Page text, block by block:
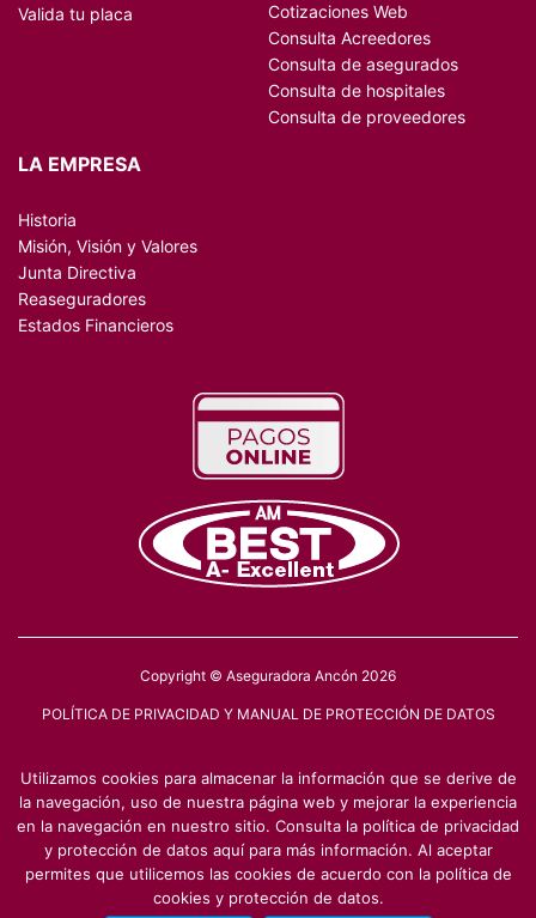
Valida tu placa
Cotizaciones Web
Consulta Acreedores
Consulta de asegurados
Consulta de hospitales
Consulta de proveedores
LA EMPRESA
Historia
Misión, Visión y Valores
Junta Directiva
Reaseguradores
Estados Financieros
Copyright © Aseguradora Ancón 2026
POLÍTICA DE PRIVACIDAD Y MANUAL DE PROTECCIÓN DE DATOS
———————
Regulado y Supervisado por la Superintendencia de Seguros y Reaseguros
de Panamá
Utilizamos cookies para almacenar la información que se derive de
la navegación, uso de nuestra página web y mejorar la experiencia
en la navegación en nuestro sitio. Consulta la política de privacidad
y protección de datos aquí para más información. Al aceptar
permites que utilicemos las cookies de acuerdo con la política de
cookies y protección de datos.